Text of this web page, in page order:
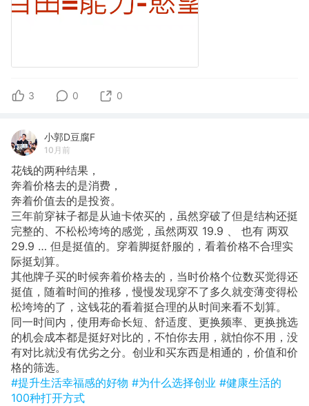
3 0 0
小郭D豆腐F
10月前
花钱的两种结果，
奔着价格去的是消费，
奔着价值去的是投资。
​三年前穿袜子都是从迪卡侬买的，虽然穿破了但是结构还挺
完整的、不松松垮垮的感觉，虽然两双 19.9 、 也有 两双
29.9 … 但是挺值的。穿着脚挺舒服的，看着价格不合理实
际挺划算。
其他牌子买的时候奔着价格去的，当时价格个位数买觉得还
挺值，随着时间的推移，慢慢发现穿不了多久就变薄变得松
松垮垮的了，这钱花的看着挺合理的从时间来看不划算。
同一时间内，使用寿命长短、舒适度、更换频率、更换挑选
的机会成本都是挺好对比的，不怕你去用，就怕你不用，没
有对比就没有优劣之分。创业和买东西是相通的，价值和价
格的筛选。
#提升生活幸福感的好物 #为什么选择创业 #健康生活的
100种打开方式